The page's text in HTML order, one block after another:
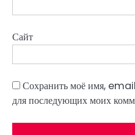
Сайт
Сохранить моё имя, email
для последующих моих